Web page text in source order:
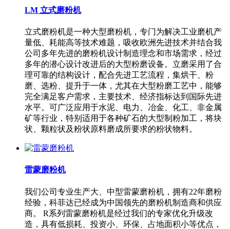
LM 立式磨粉机
立式磨粉机是一种大型磨粉机，专门为解决工业磨机产
量低、耗能高等技术难题，吸收欧洲先进技术并结合我
公司多年先进的磨粉机设计制造理念和市场需求，经过
多年的潜心设计改进后的大型粉磨设备。立磨采用了合
理可靠的结构设计，配合先进工艺流程，集烘干、粉
磨、选粉、提升于一体，尤其在大型粉磨工艺中，能够
完全满足客户需求，主要技术、经济指标达到国际先进
水平。可广泛应用于水泥、电力、冶金、化工、非金属
矿等行业，特别适用于各种矿石的大型制粉加工，将块
状、颗粒状及粉状原料磨成所要求的粉状物料。
雷蒙磨粉机
我们公司专业生产大、中型雷蒙磨粉机，拥有22年磨粉
经验，科菲达已经成为中国领先的磨粉机制造商和供应
商。 R系列雷蒙磨粉机是经过我们的专家优化升级改
造，具有低损耗、投资小、环保、占地面积小等优点，